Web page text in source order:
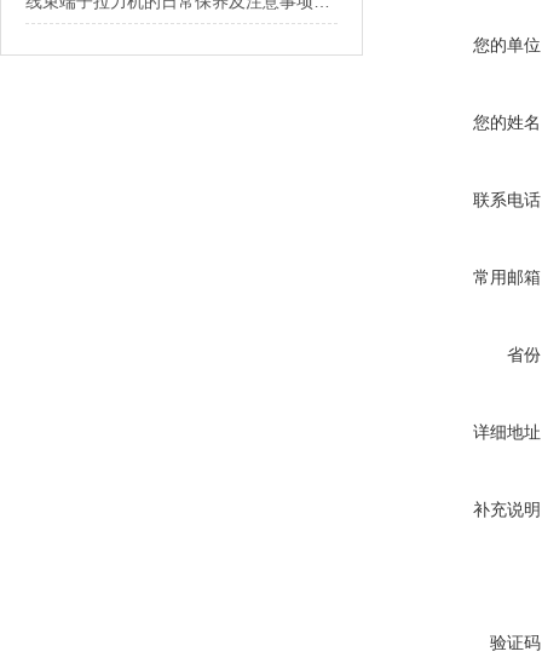
您的单
您的姓
联系电
常用邮
省
详细地
补充说
验证